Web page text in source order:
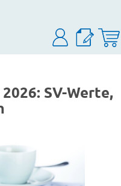
SV-Werte,